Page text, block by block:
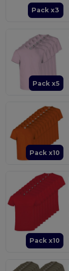
Pack x3
Pack x5
Pack x10
Pack x10